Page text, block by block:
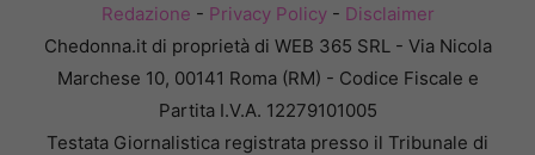
Redazione - Privacy Policy- Disclaimer
Chedonna.it di proprietà di WEB 365 SRL - Via Nicola
Marchese 10, 00141 Roma (RM) - Codice Fiscale e
Partita I.V.A. 12279101005
Testata Giornalistica registrata presso il Tribunale di